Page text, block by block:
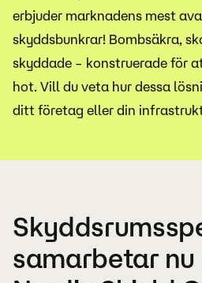
erbjuder marknadens mest
skyddsbunkrar! Bombsäkra,
skyddade – konstruerade för
hot. Vill du veta hur dessa
ditt företag eller din
samarbetar nu